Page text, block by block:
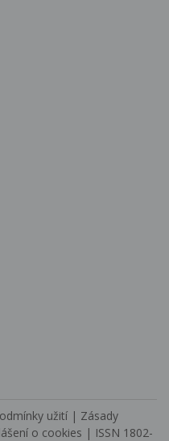
užití | Zásady
o cookies | ISSN 1802-